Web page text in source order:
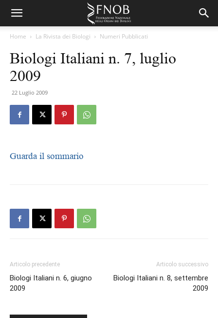
Home La Rivista dei Biologi Numeri Pubblicati
Biologi Italiani n. 7, luglio
2009
22 Luglio 2009
Guarda il sommario
Articolo precedente
Biologi Italiani n. 6, giugno
2009
Articolo successivo
Biologi Italiani n. 8, settembre
2009